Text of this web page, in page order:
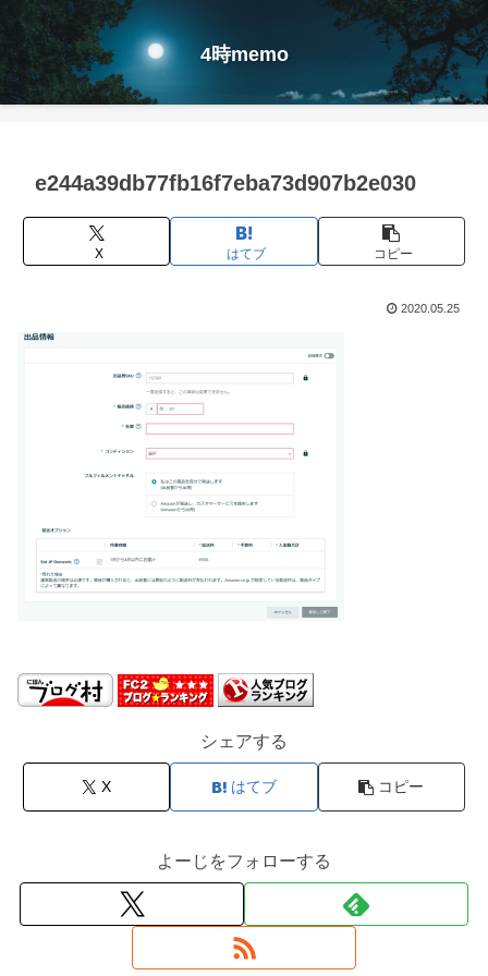
4時memo
e244a39db77fb16f7eba73d907b2e030
X はてブ コピー
2020.05.25
シェアする
X はてブ コピー
よーじをフォローする